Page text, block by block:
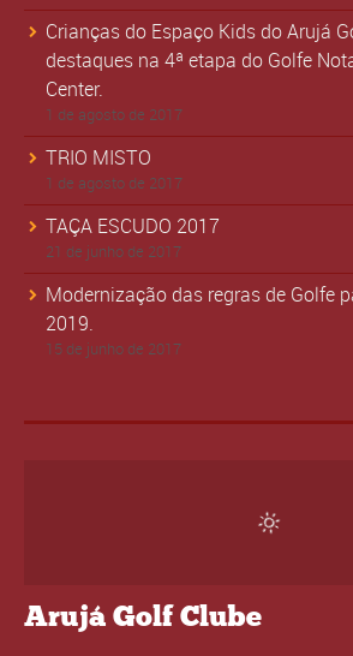
Crianças do Espaço Kids do Arujá
destaques na 4ª etapa do Golfe
Center.
1 de agosto de 2017
TRIO MISTO
1 de agosto de 2017
TAÇA ESCUDO 2017
21 de junho de 2017
Modernização das regras de Golfe
2019.
15 de junho de 2017
Arujá Golf Clube